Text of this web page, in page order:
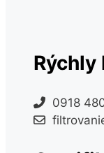
Rýchly
0918